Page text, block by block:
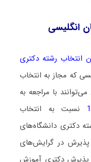
انگلیسی
انتخاب رشته دکتری
که مجاز به انتخاب
می‌توانند با مراجعه به
نسبت به انتخاب
دکتری دانشگاه‌های
در گرایش‌های
دکتری آموزش